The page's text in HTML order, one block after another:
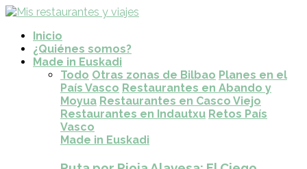
Inicio
¿Quiénes somos?
Made in Euskadi
Todo Otras zonas de Bilbao Planes en el
País Vasco Restaurantes en Abando y
Moyua Restaurantes en Casco Viejo
Restaurantes en Indautxu Retos País
Vasco
Made in Euskadi